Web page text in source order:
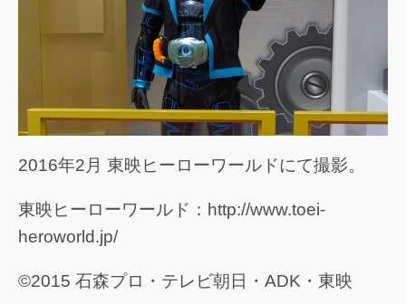
2016年2月 東映ヒーローワールドにて撮影。
東映ヒーローワールド：http://www.toei-
heroworld.jp/
©2015 石森プロ・テレビ朝日・ADK・東映